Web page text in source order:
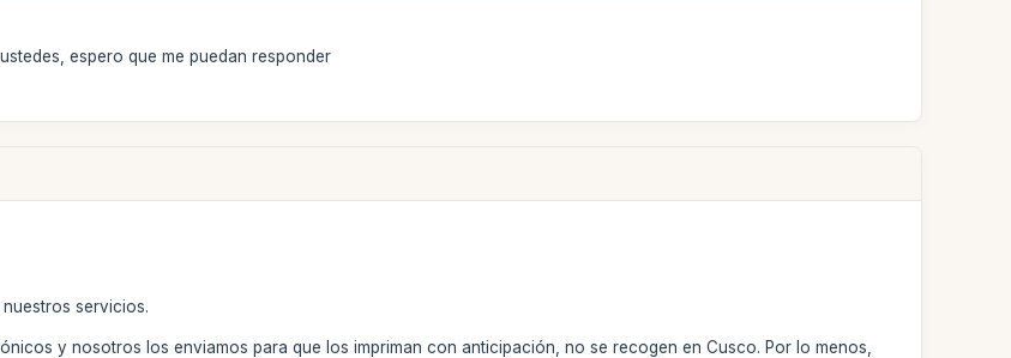
espero que me puedan responder
servicios.
y nosotros los enviamos para que los impriman con anticipación, no se recogen en Cusco. Por lo menos,